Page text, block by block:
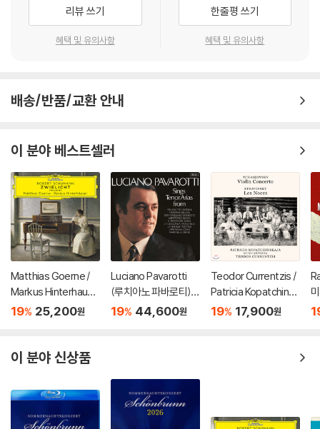
리뷰 쓰기
혜택 및 유의사항
한줄평 쓰기
혜택 및 유의사항
배송/반품/교환 안내
이 분야 베스트셀러
Matthias Goerne /
Markus Hinterhause
r 슈만: 황혼 (가곡집)
19% 25,200원
Luciano Pavarotti
(루치아노 파바로티) -
이탈리아 오페라 리마
19% 44,600원
Teodor Currentzis /
Patricia Kopatchinsk
aja 차이코프스키: 바이
19% 17,900원
이 분야 신상품